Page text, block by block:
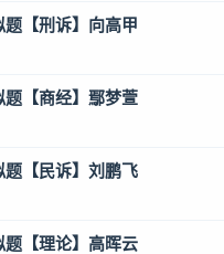
【刑诉】向高甲
题【商经】鄢梦萱
题【民诉】刘鹏飞
题【理论】高晖云